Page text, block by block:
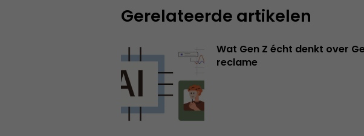
Gerelateerde artikelen
Wat Gen Z écht denkt over
reclame